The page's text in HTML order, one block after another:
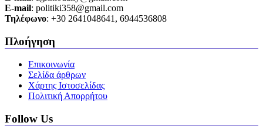
Ε-mail: politiki358@gmail.com
Τηλέφωνο: +30 2641048641, 6944536808
Πλοήγηση
Επικοινωνία
Σελίδα άρθρων
Χάρτης Ιστοσελίδας
Πολιτική Απορρήτου
Follow Us